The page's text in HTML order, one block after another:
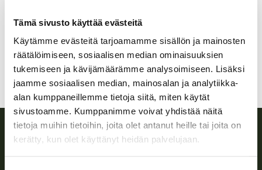
Tämä sivusto käyttää evästeitä
Käytämme evästeitä tarjoamamme sisällön ja mainosten
räätälöimiseen, sosiaalisen median ominaisuuksien
tukemiseen ja kävijämäärämme analysoimiseen. Lisäksi
jaamme sosiaalisen median, mainosalan ja analytiikka-
alan kumppaneillemme tietoja siitä, miten käytät
sivustoamme. Kumppanimme voivat yhdistää näitä
tietoja muihin tietoihin, joita olet antanut heille tai joita on
kerätty, kun olet käyttänyt heidän palvelujaan.
+358408351025
Suomen riistakeskus